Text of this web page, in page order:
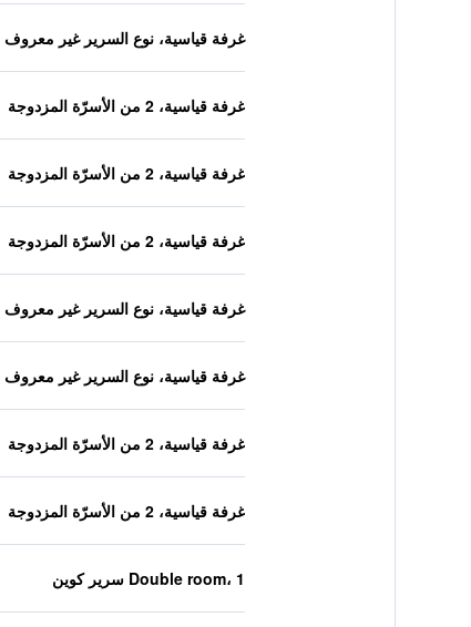
غرفة قياسية، نوع السرير غير معروف
غرفة قياسية، 2 من الأسرّة المزدوجة
غرفة قياسية، 2 من الأسرّة المزدوجة
غرفة قياسية، 2 من الأسرّة المزدوجة
غرفة قياسية، نوع السرير غير معروف
غرفة قياسية، نوع السرير غير معروف
غرفة قياسية، 2 من الأسرّة المزدوجة
غرفة قياسية، 2 من الأسرّة المزدوجة
Double room، 1 سرير كوين